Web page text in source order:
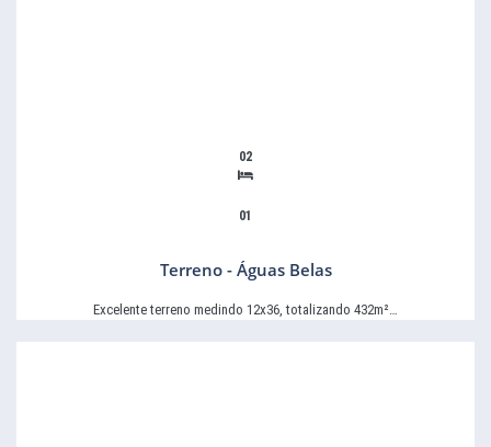
02
01
Terreno - Águas Belas
Excelente terreno medindo 12x36, totalizando 432m²…